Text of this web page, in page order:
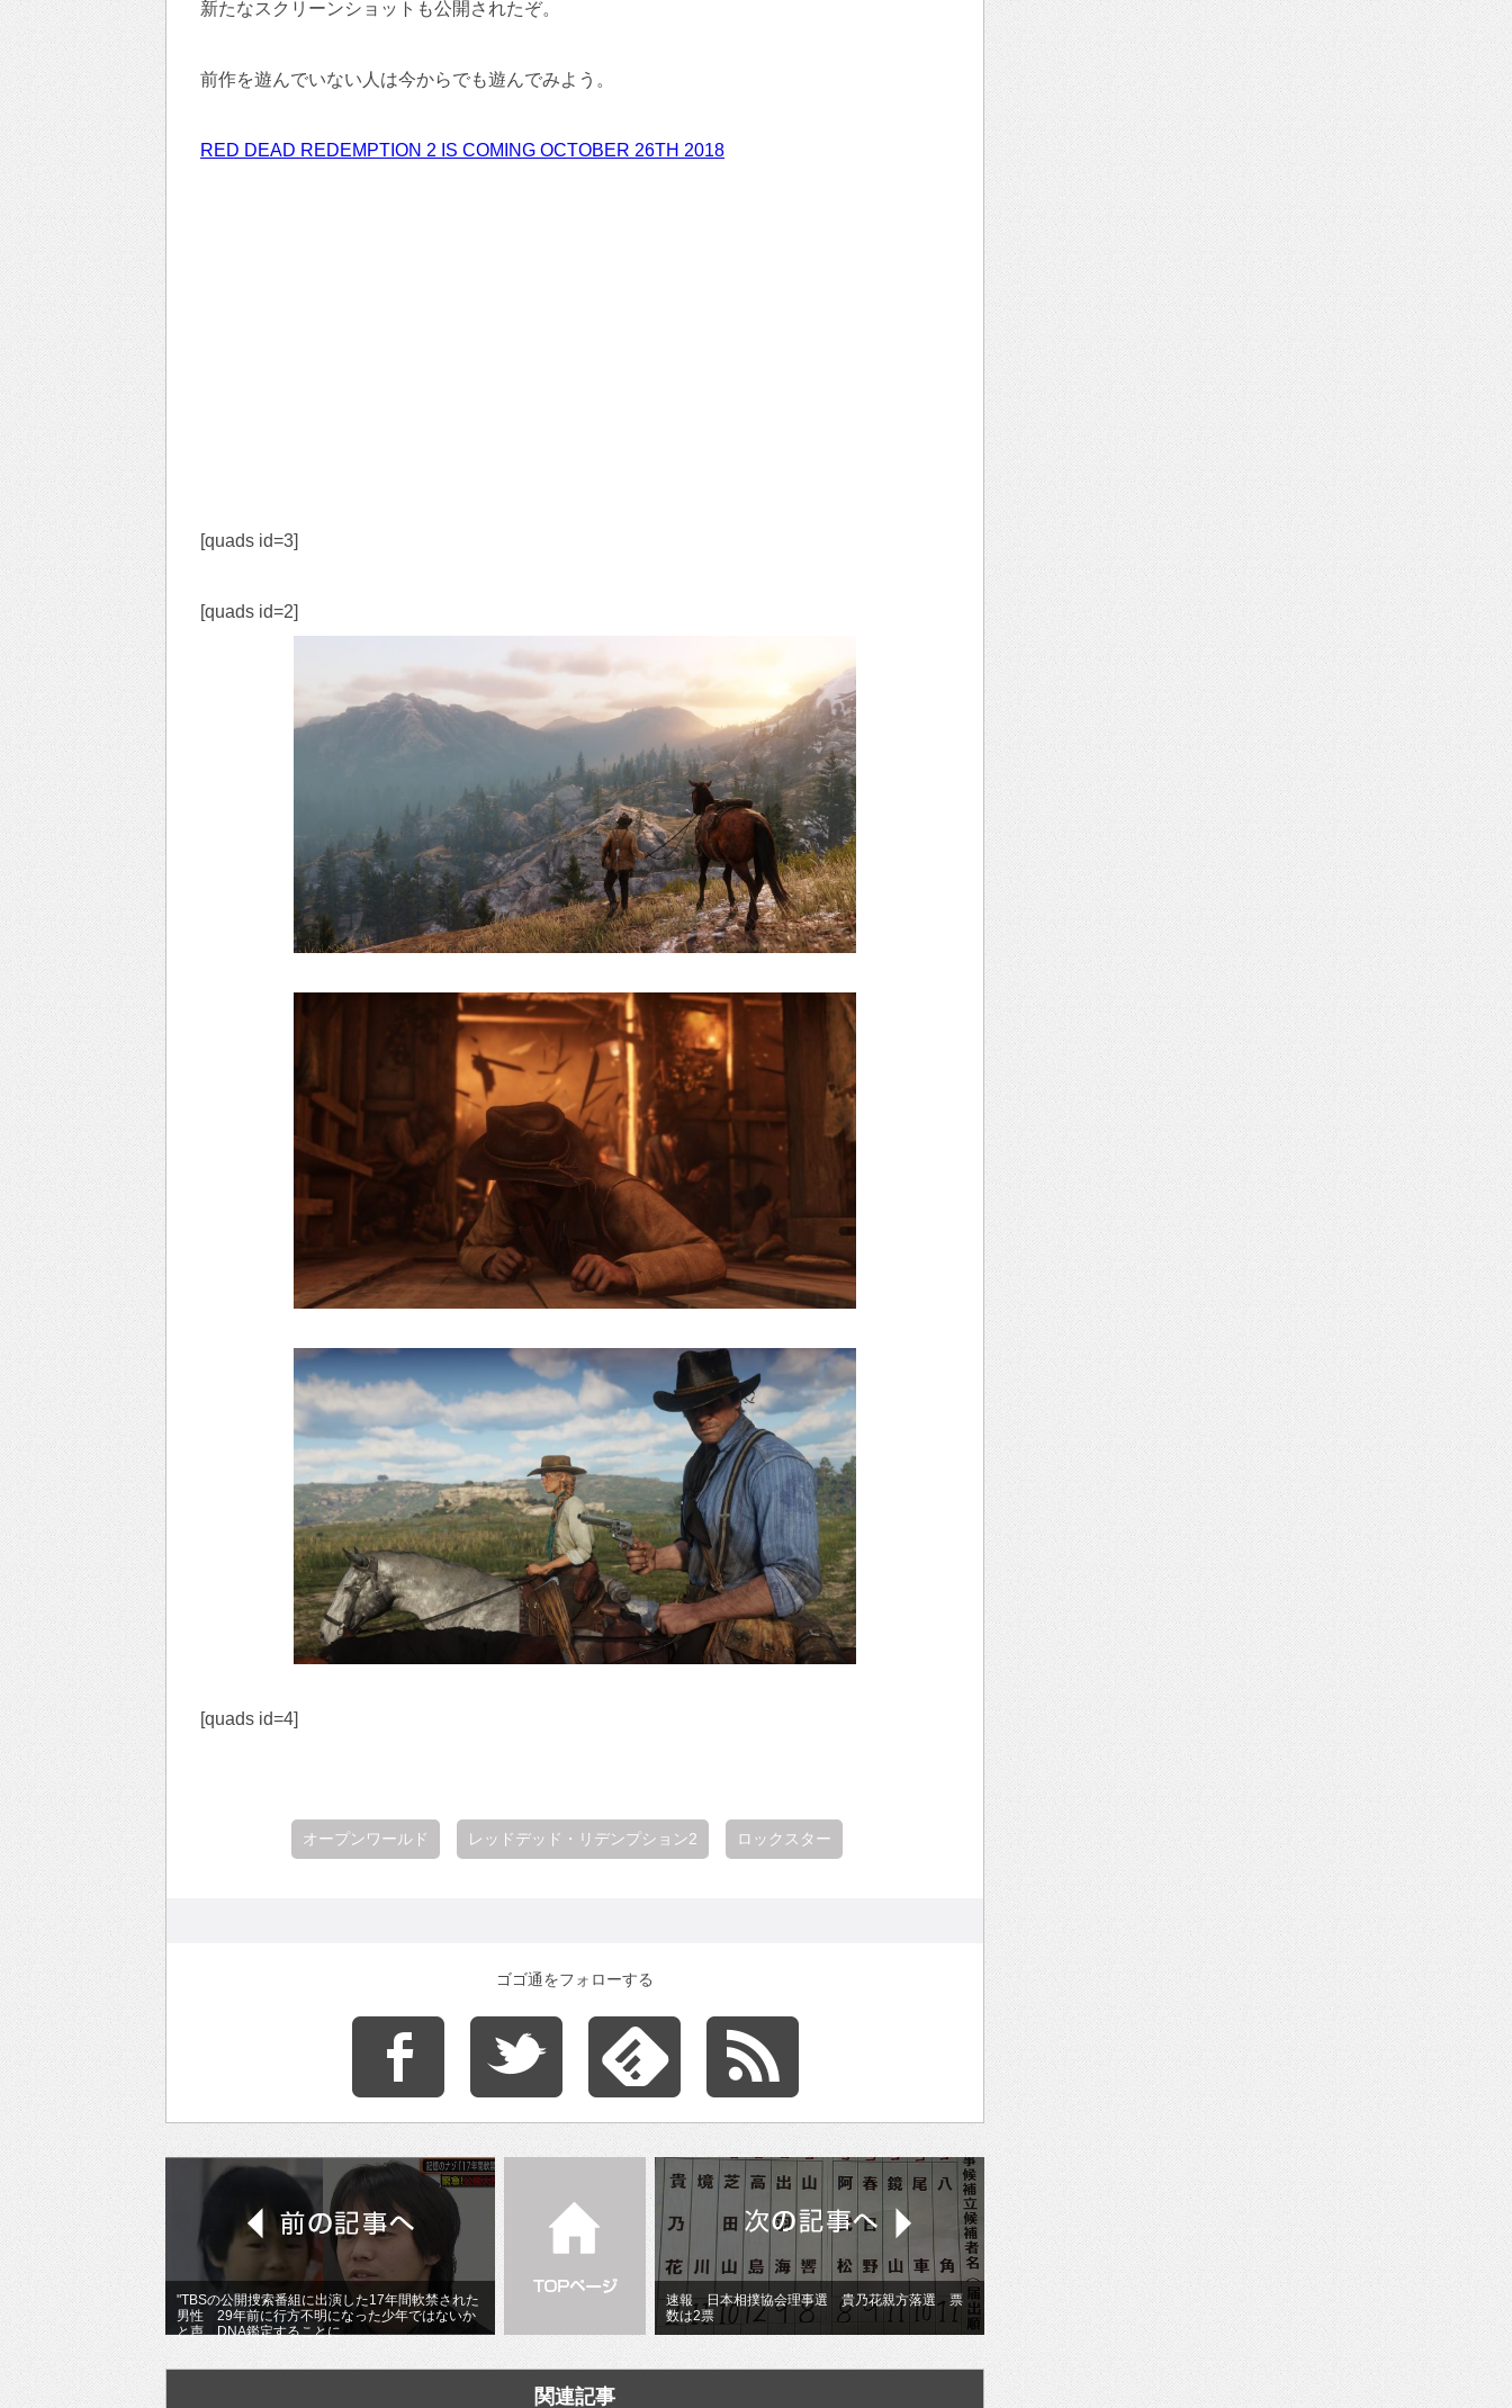
新たなスクリーンショットも公開されたぞ。
前作を遊んでいない人は今からでも遊んでみよう。
RED DEAD REDEMPTION 2 IS COMING OCTOBER 26TH 2018
[quads id=3]
[quads id=2]
[quads id=4]
オープンワールド レッドデッド・リデンプション2 ロックスター
ゴゴ通をフォローする
"TBSの公開捜索番組に出演した17年間軟禁された
男性 29年前に行方不明になった少年ではないか
と声 DNA鑑定することに
速報 日本相撲協会理事選 貴乃花親方落選 票
数は2票
関連記事